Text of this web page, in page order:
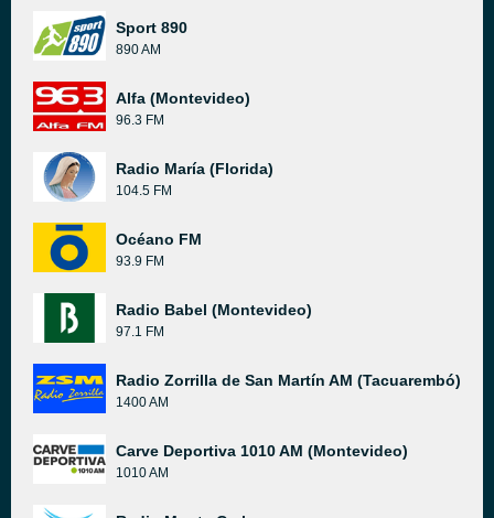
Sport 890
890 AM
Alfa (Montevideo)
96.3 FM
Radio María (Florida)
104.5 FM
Océano FM
93.9 FM
Radio Babel (Montevideo)
97.1 FM
Radio Zorrilla de San Martín AM (Tacuarembó)
1400 AM
Carve Deportiva 1010 AM (Montevideo)
1010 AM